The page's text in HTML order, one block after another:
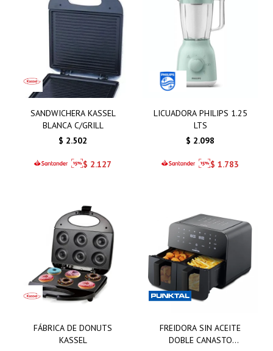
SANDWICHERA KASSEL
BLANCA C/GRILL
$ 2.502
$ 2.127
LICUADORA PHILIPS 1.25
LTS
$ 2.098
$ 1.783
FÁBRICA DE DONUTS
KASSEL
FREIDORA SIN ACEITE
DOBLE CANASTO